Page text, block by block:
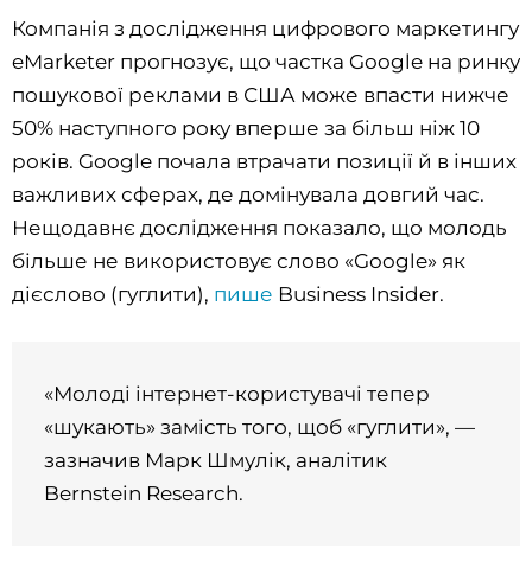
Компанія з дослідження цифрового маркетингу
eMarketer прогнозує, що частка Google на ринку
пошукової реклами в США може впасти нижче
50% наступного року вперше за більш ніж 10
років. Google почала втрачати позиції й в інших
важливих сферах, де домінувала довгий час.
Нещодавнє дослідження показало, що молодь
більше не використовує слово «Google» як
дієслово (гуглити), пише Business Insider.
«Молоді інтернет-користувачі тепер
«шукають» замість того, щоб «гуглити», —
зазначив Марк Шмулік, аналітик
Bernstein Research.